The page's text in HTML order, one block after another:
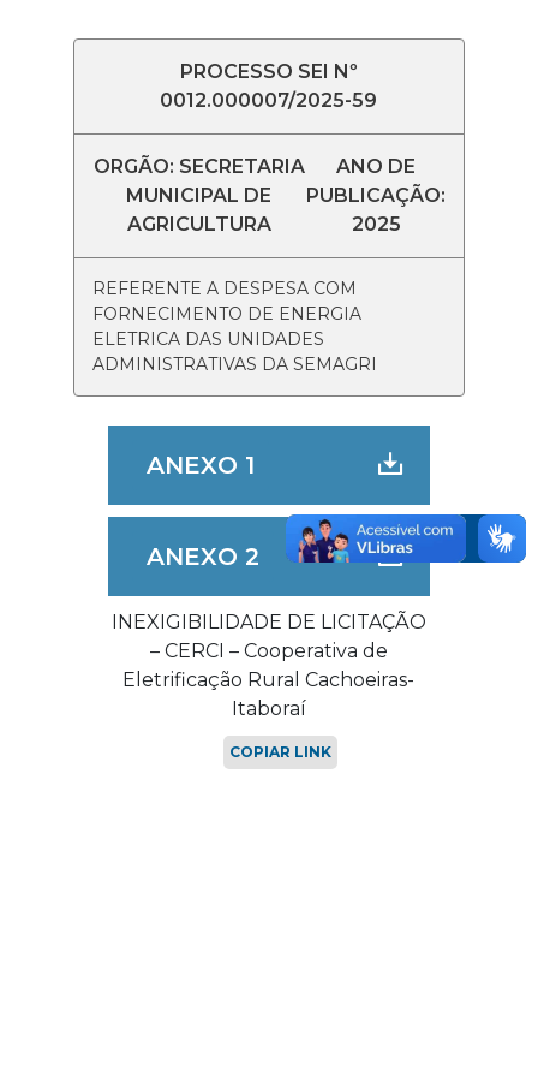
PROCESSO SEI Nº
0012.000007/2025-59
ORGÃO: SECRETARIA
MUNICIPAL DE
AGRICULTURA
ANO DE
PUBLICAÇÃO:
2025
REFERENTE A DESPESA COM
FORNECIMENTO DE ENERGIA
ELETRICA DAS UNIDADES
ADMINISTRATIVAS DA SEMAGRI
ANEXO 1
ANEXO 2
INEXIGIBILIDADE DE LICITAÇÃO
– CERCI – Cooperativa de
Eletrificação Rural Cachoeiras-
Itaboraí
COPIAR LINK